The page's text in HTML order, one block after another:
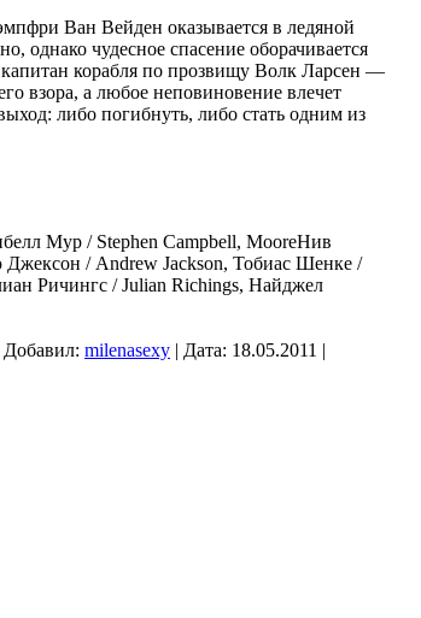
Ван Вейден оказывается в ледяной
однако чудесное спасение оборачивается
корабля по прозвищу Волк Ларсен —
взора, а любое неповиновение влечет
либо погибнуть, либо стать одним из
Мур / Stephen Campbell, MooreНив
/ Andrew Jackson, Тобиас Шенке /
Ричингс / Julian Richings, Найджел
Добавил: milenasexy | Дата: 18.05.2011 |